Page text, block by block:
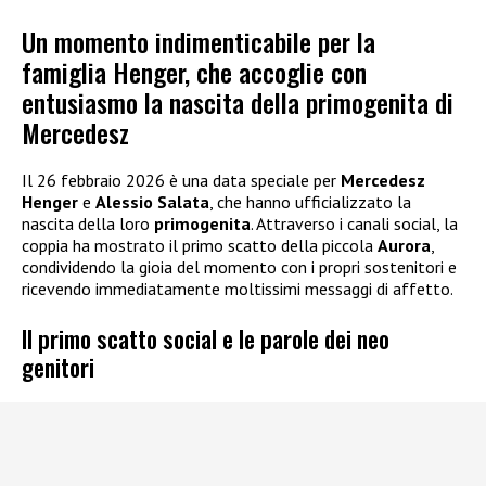
Un momento indimenticabile per la
famiglia Henger, che accoglie con
entusiasmo la nascita della primogenita di
Mercedesz
Il 26 febbraio 2026 è una data speciale per Mercedesz
Henger e Alessio Salata, che hanno ufficializzato la
nascita della loro primogenita. Attraverso i canali social, la
coppia ha mostrato il primo scatto della piccola Aurora,
condividendo la gioia del momento con i propri sostenitori e
ricevendo immediatamente moltissimi messaggi di affetto.
Il primo scatto social e le parole dei neo
genitori